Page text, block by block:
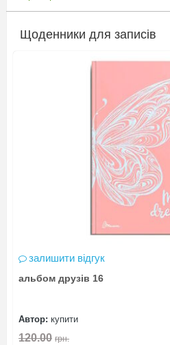
Щоденники для записів
залишити відгук
альбом друзів 16
Автор: купити
120.00 грн.